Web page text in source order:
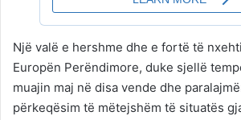
Një valë e hershme dhe e fortë të
Europën Perëndimore, duke sjellë
muajin maj në disa vende dhe
përkeqësim të mëtejshëm të situatës